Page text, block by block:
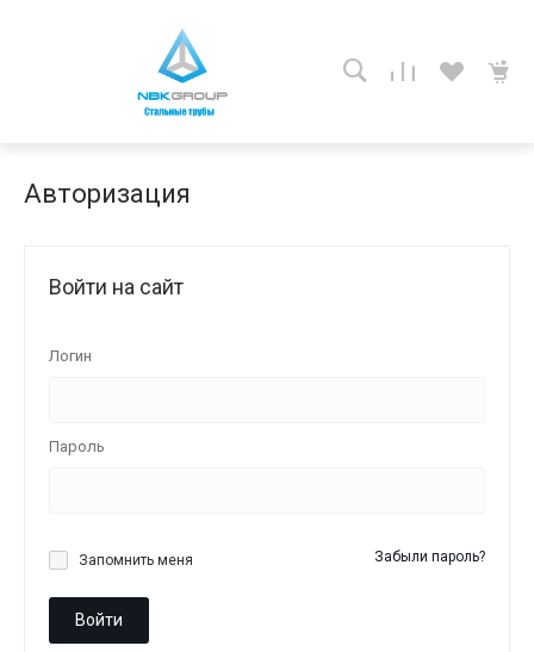
Авторизация
Войти на сайт
Логин
Пароль
Запомнить меня Забыли пароль?
Войти